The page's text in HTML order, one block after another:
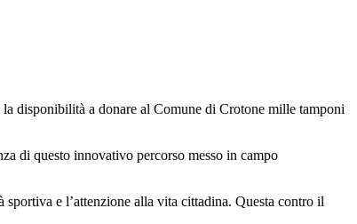
disponibilità a donare al Comune di Crotone mille tamponi
di questo innovativo percorso messo in campo
e l’attenzione alla vita cittadina. Questa contro il